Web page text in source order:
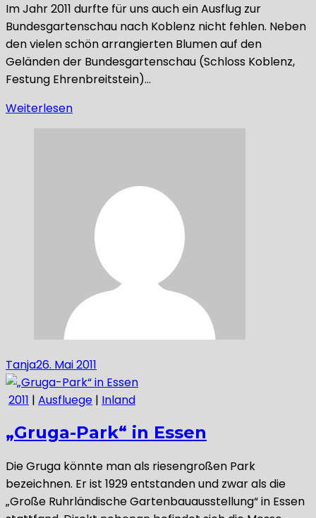
Im Jahr 2011 durfte für uns auch ein Ausflug zur
Bundesgartenschau nach Koblenz nicht fehlen. Neben
den vielen schön arrangierten Blumen auf den
Geländen der Bundesgartenschau (Schloss Koblenz,
Festung Ehrenbreitstein)…
Weiterlesen
Tanja26. Mai 2011
2011 | Ausfluege | Inland
„Gruga-Park“ in Essen
Die Gruga könnte man als riesengroßen Park
bezeichnen. Er ist 1929 entstanden und zwar als die
„Große Ruhrländische Gartenbauausstellung“ in Essen